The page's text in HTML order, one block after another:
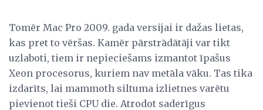
Tomēr Mac Pro 2009. gada versijai ir dažas lietas,
kas pret to vēršas. Kamēr pārstrādātāji var tikt
uzlaboti, tiem ir nepieciešams izmantot īpašus
Xeon procesorus, kuriem nav metāla vāku. Tas tika
izdarīts, lai mammoth siltuma izlietnes varētu
pievienot tieši CPU die. Atrodot saderīgus